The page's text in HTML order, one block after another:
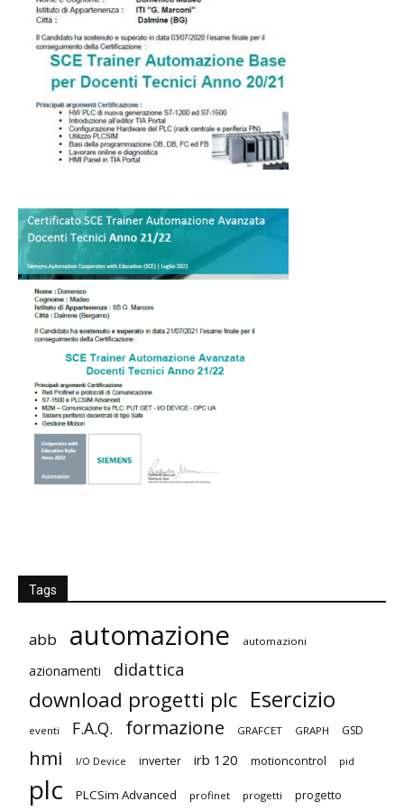
Tags
abb automazione automazioni
azionamenti didattica
download progetti plc Esercizio
eventi F.A.Q. formazione GRAFCET GRAPH GSD
hmi I/O Device inverter irb 120 motioncontrol pid
plc PLCSim Advanced profinet progetti progetto